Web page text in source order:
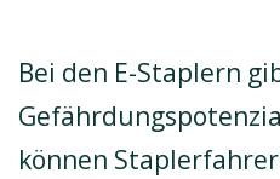
Bei den E-Staplern
können